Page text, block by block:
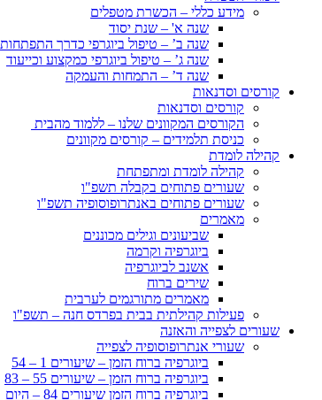
מידע כללי – הכשרת מטפלים
שנה א' – שנת יסוד
שנה ב’ – טיפול ביוגרפי כדרך התפתחות
שנה ג’ – טיפול ביוגרפי כמקצוע וכייעוד
שנה ד’ – התמחות והעמקה
קורסים וסדנאות
קורסים וסדנאות
הקורסים המקוונים שלנו – ללמוד מהבית
כניסת תלמידים – קורסים מקוונים
קהילה לומדת
קהילה לומדת ומתפתחת
שעורים פתוחים בקבלה תשפ"ו
שעורים פתוחים באנתרופוסופיה תשפ"ו
מאמרים
שביעונים וגילים מכוננים
ביוגרפיה וקרמה
אשנב לביוגרפיה
שירים ברוח
מאמרים מתורגמים לערבית
פעילות קהילתית בבית בפרדס חנה – תשפ"ו
שעורים לצפייה והאזנה
שעורי אנתרופוסופיה לצפייה
ביוגרפיה ברוח הזמן – שיעורים 1 – 54
ביוגרפיה ברוח הזמן – שיעורים 55 – 83
ביוגרפיה ברוח הזמן שיעורים 84 – היום